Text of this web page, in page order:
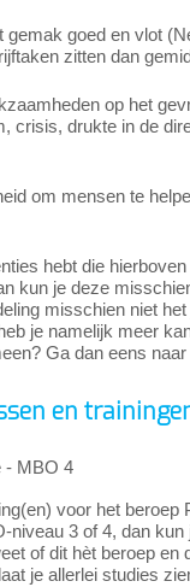
gemak goed en vlot
zitten dan
op het
crisis, drukte in de
om mensen te
hebt die
kun je deze
misschien niet
je namelijk meer
Ga dan eens
en
- MBO 4
voor het
niveau 3 of 4, dan
of dit hèt beroep
je allerlei studies